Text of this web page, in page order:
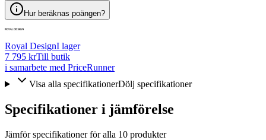
Hur beräknas poängen?
Royal DesignI lager
7 795 krTill butik
i samarbete med PriceRunner
Visa alla specifikationerDölj specifikationer
Specifikationer i jämförelse
Jämför specifikationer för alla 10 produkter